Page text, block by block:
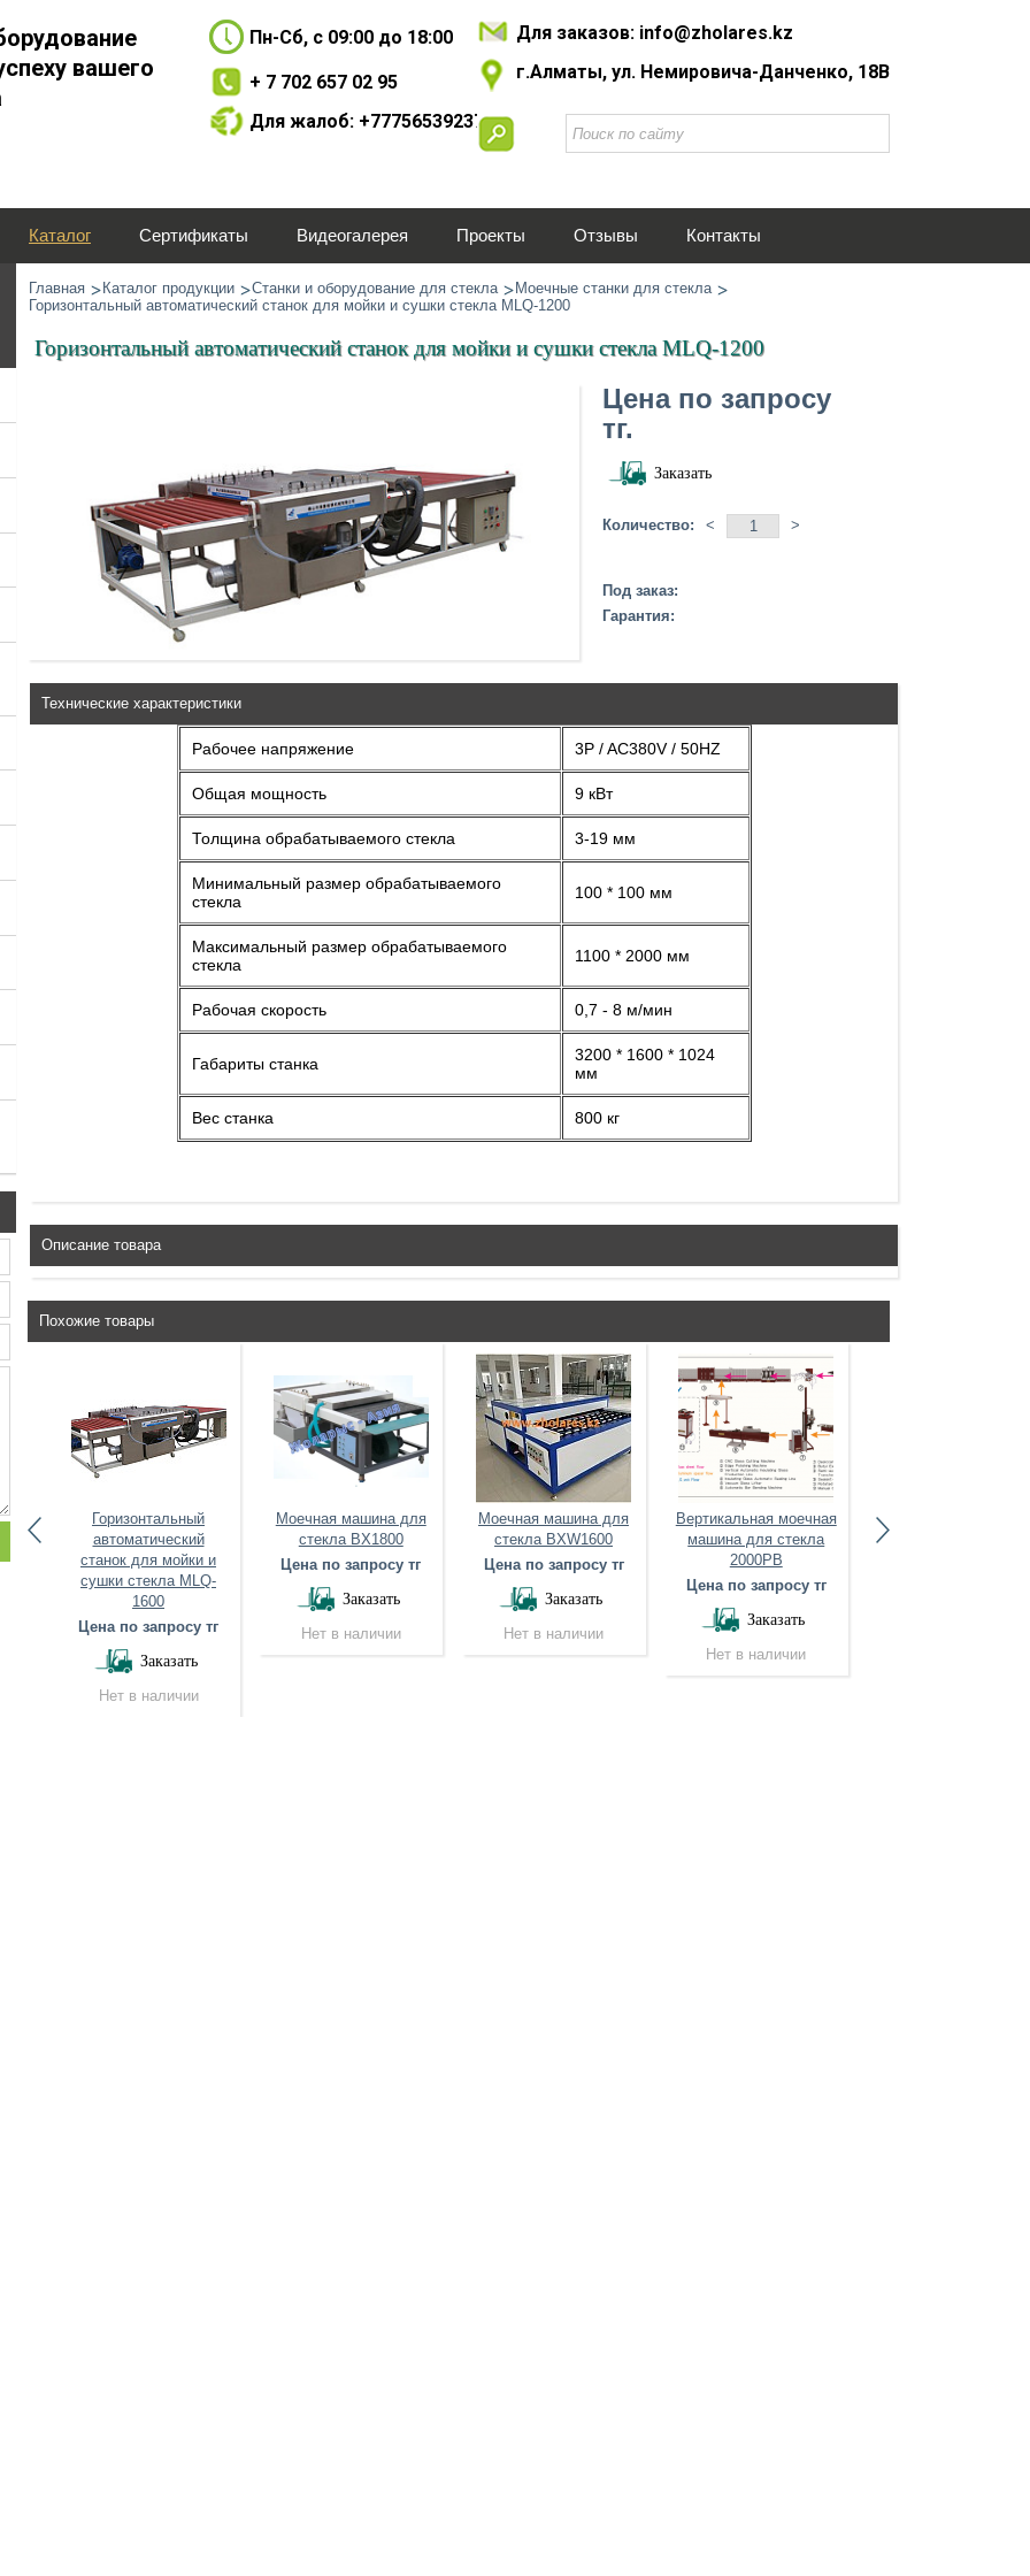
вашего
Пн-Сб, с 09:00 до 18:00
+ 7 702 657 02 95
Для жалоб: +77756539237
Для заказов: info@zholares.kz
г.Алматы, ул. Немировича-Данченко, 18В
Каталог Сертификаты Видеогалерея Проекты Отзывы Контакты
Главная Каталог продукции Станки и оборудование для стекла
Моечные станки для стекла
Горизонтальный автоматический станок для мойки и сушки стекла MLQ-1200
Горизонтальный автоматический станок для мойки и сушки стекла MLQ-1200
Цена по запросу
тг.
Заказать
Количество: < >
Под заказ:
Гарантия:
Технические характеристики
Рабочее напряжение 3P / AC380V / 50HZ
Общая мощность 9 кВт
Толщина обрабатываемого стекла 3-19 мм
Минимальный размер обрабатываемого
стекла
100 * 100 мм
Максимальный размер обрабатываемого
стекла
1100 * 2000 мм
Рабочая скорость 0,7 - 8 м/мин
Габариты станка
3200 * 1600 * 1024
мм
Вес станка 800 кг
Описание товара
Похожие товары
и
Горизонтальный
автоматический
станок для мойки и
сушки стекла MLQ-
1600
Цена по запросу тг
Заказать
Нет в наличии
Моечная машина для
стекла BX1800
Цена по запросу тг
Заказать
Нет в наличии
Моечная машина для
стекла BXW1600
Цена по запросу тг
Заказать
Нет в наличии
Вертикальная моечная
машина для стекла
2000PB
Цена по запросу тг
Заказать
Нет в наличии